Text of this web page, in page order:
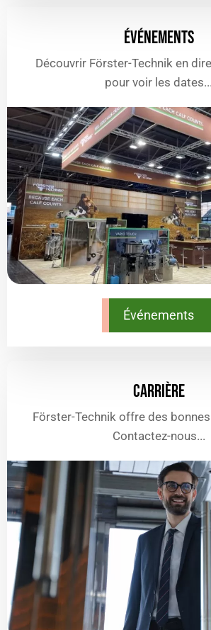
ÉVÉNEMENTS
Découvrir Förster-Technik en
pour voir les dates...
Événements
CARRIÈRE
Förster-Technik offre des
Contactez-nous...